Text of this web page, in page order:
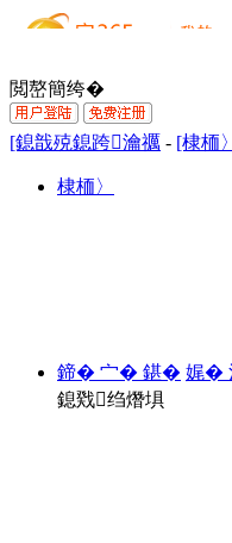
閲嶅簡绔�
[鎴戠殑鎴跨瀹禲 - [棣栭
棣栭〉
鍗� 宀� 鍖� 娓�
鎴戣绉熸埧